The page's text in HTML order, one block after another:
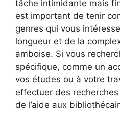
tâche intimidante mais
est important de tenir
genres qui vous
longueur et de la
amboise. Si vous
spécifique, comme un
vos études ou à votre
effectuer des
de l’aide aux